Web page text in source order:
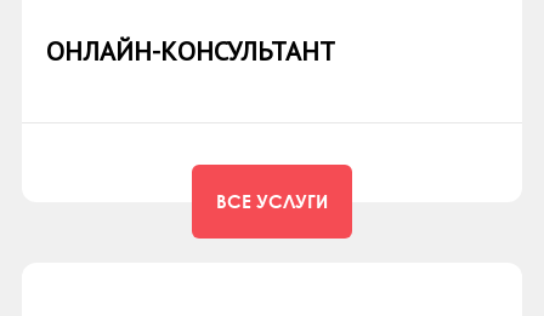
ОНЛАЙН-КОНСУЛЬТАНТ
ВСЕ УСЛУГИ
ПЛАНЕТАРИЙ
"ПРОСТО КОСМОС"